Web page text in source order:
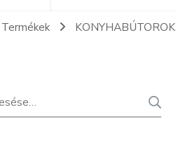
Termékek KONYHABÚTOROK